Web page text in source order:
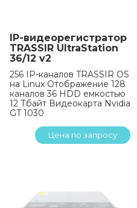
IP-видеорегистратор
TRASSIR UltraStation
36/12 v2
256 IP-каналов TRASSIR OS
на Linux Отображение 128
каналов 36 HDD емкостью
12 Тбайт Видеокарта Nvidia
GT 1030
Цена по запросу